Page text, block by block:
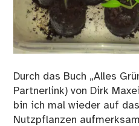
Durch das Buch „Alles
Partnerlink) von Dirk
bin ich mal wieder auf
Nutzpflanzen